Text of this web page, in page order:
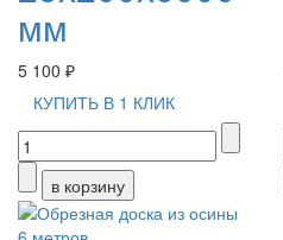
мм
5 100 ₽
КУПИТЬ В 1 КЛИК